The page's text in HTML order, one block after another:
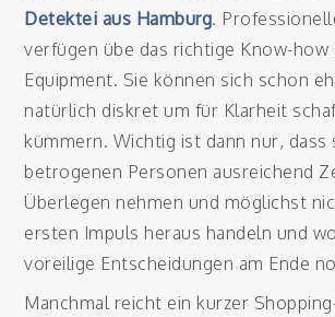
Detektei aus Hamburg.
verfügen übe das richtige Know-how
Equipment. Sie können sich schon
natürlich diskret um für Klarheit
kümmern. Wichtig ist dann nur, dass
betrogenen Personen ausreichend
Überlegen nehmen und möglichst
ersten Impuls heraus handeln und
voreilige Entscheidungen am Ende
Manchmal reicht ein kurzer